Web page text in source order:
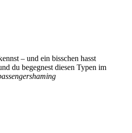
– und ein bisschen hasst
du begegnest diesen Typen im